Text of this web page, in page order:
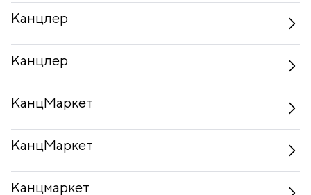
Канцлер
Канцлер
КанцМаркет
КанцМаркет
Канцмаркет